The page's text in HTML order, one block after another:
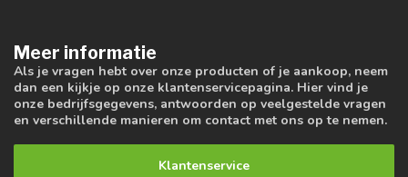
Meer informatie
Als je vragen hebt over onze producten of je aankoop, neem
dan een kijkje op onze klantenservicepagina. Hier vind je
onze bedrijfsgegevens, antwoorden op veelgestelde vragen
en verschillende manieren om contact met ons op te nemen.
Klantenservice